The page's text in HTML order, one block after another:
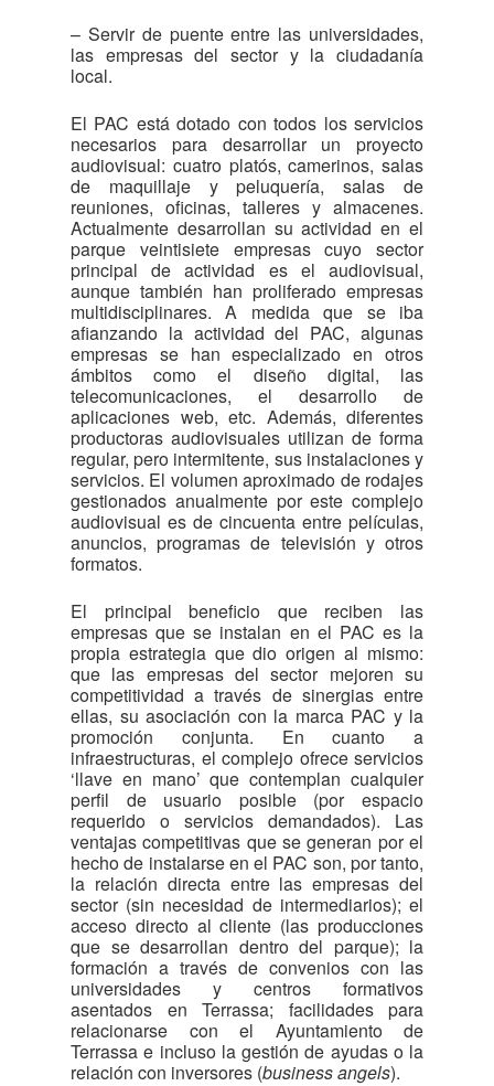
– Servir de puente entre las universidades,
las empresas del sector y la ciudadanía
local.
El PAC está dotado con todos los servicios
necesarios para desarrollar un proyecto
audiovisual: cuatro platós, camerinos, salas
de maquillaje y peluquería, salas de
reuniones, oficinas, talleres y almacenes.
Actualmente desarrollan su actividad en el
parque veintisiete empresas cuyo sector
principal de actividad es el audiovisual,
aunque también han proliferado empresas
multidisciplinares. A medida que se iba
afianzando la actividad del PAC, algunas
empresas se han especializado en otros
ámbitos como el diseño digital, las
telecomunicaciones, el desarrollo de
aplicaciones web, etc. Además, diferentes
productoras audiovisuales utilizan de forma
regular, pero intermitente, sus instalaciones y
servicios. El volumen aproximado de rodajes
gestionados anualmente por este complejo
audiovisual es de cincuenta entre películas,
anuncios, programas de televisión y otros
formatos.
El principal beneficio que reciben las
empresas que se instalan en el PAC es la
propia estrategia que dio origen al mismo:
que las empresas del sector mejoren su
competitividad a través de sinergias entre
ellas, su asociación con la marca PAC y la
promoción conjunta. En cuanto a
infraestructuras, el complejo ofrece servicios
‘llave en mano’ que contemplan cualquier
perfil de usuario posible (por espacio
requerido o servicios demandados). Las
ventajas competitivas que se generan por el
hecho de instalarse en el PAC son, por tanto,
la relación directa entre las empresas del
sector (sin necesidad de intermediarios); el
acceso directo al cliente (las producciones
que se desarrollan dentro del parque); la
formación a través de convenios con las
universidades y centros formativos
asentados en Terrassa; facilidades para
relacionarse con el Ayuntamiento de
Terrassa e incluso la gestión de ayudas o la
relación con inversores (business angels).